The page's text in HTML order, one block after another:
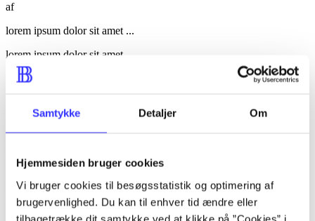
Samtykke Detaljer Om
Hjemmesiden bruger cookies
Vi bruger cookies til besøgsstatistik og optimering af
brugervenlighed. Du kan til enhver tid ændre eller
tilbagetrække dit samtykke ved at klikke på ”Cookies” i
af
lorem ipsum dolor sit amet ...
lorem ipsum dolor sit amet ...
lorem ipsum dolor sit amet ...
lorem ipsum dolor sit amet ...